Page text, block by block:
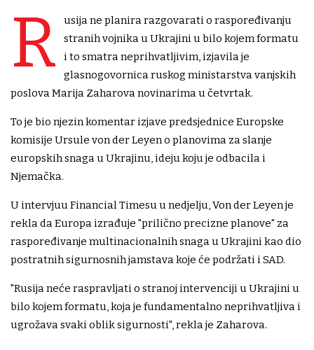
R
usija ne planira razgovarati o raspoređivanju
stranih vojnika u Ukrajini u bilo kojem formatu
i to smatra neprihvatljivim, izjavila je
glasnogovornica ruskog ministarstva vanjskih
poslova Marija Zaharova novinarima u četvrtak.
To je bio njezin komentar izjave predsjednice Europske
komisije Ursule von der Leyen o planovima za slanje
europskih snaga u Ukrajinu, ideju koju je odbacila i
Njemačka.
U intervjuu Financial Timesu u nedjelju, Von der Leyen je
rekla da Europa izrađuje "prilično precizne planove" za
raspoređivanje multinacionalnih snaga u Ukrajini kao dio
postratnih sigurnosnih jamstava koje će podržati i SAD.
"Rusija neće raspravljati o stranoj intervenciji u Ukrajini u
bilo kojem formatu, koja je fundamentalno neprihvatljiva i
ugrožava svaki oblik sigurnosti", rekla je Zaharova.